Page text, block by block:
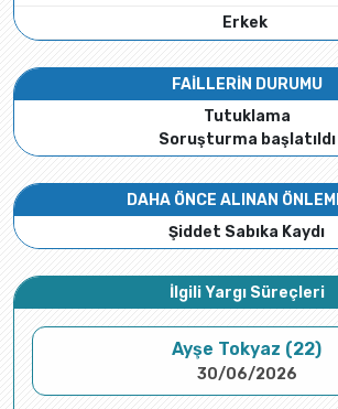
Erkek
FAİLLERİN DURUMU
Tutuklama
Soruşturma başlatıldı
DAHA ÖNCE ALINAN
Şiddet Sabıka Kaydı
İlgili Yargı Süreçleri
Ayşe Tokyaz (22)
30/06/2026